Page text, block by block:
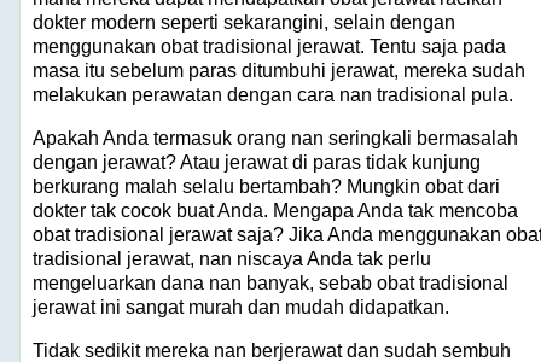
dokter modern seperti sekarangini, selain dengan
menggunakan obat tradisional jerawat. Tentu saja pada
masa itu sebelum paras ditumbuhi jerawat, mereka sudah
melakukan perawatan dengan cara nan tradisional pula.
Apakah Anda termasuk orang nan seringkali bermasalah
dengan jerawat? Atau jerawat di paras tidak kunjung
berkurang malah selalu bertambah? Mungkin obat dari
dokter tak cocok buat Anda. Mengapa Anda tak mencoba
obat tradisional jerawat saja? Jika Anda menggunakan
tradisional jerawat, nan niscaya Anda tak perlu
mengeluarkan dana nan banyak, sebab obat tradisional
jerawat ini sangat murah dan mudah didapatkan.
Tidak sedikit mereka nan berjerawat dan sudah sembuh